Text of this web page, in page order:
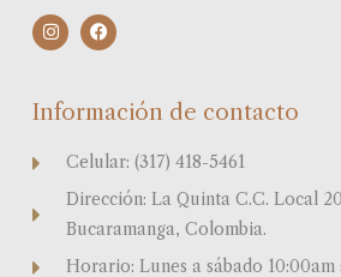
I
n
s
g
F
a
c
o
k
Información de contacto
Celular: (317) 418-5461
Dirección: La Quinta C.C. Local
Bucaramanga, Colombia.
Horario: Lunes a sábado 10:00am